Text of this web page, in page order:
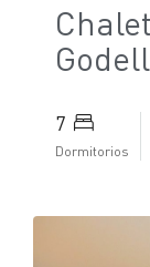
7
Dormitorios